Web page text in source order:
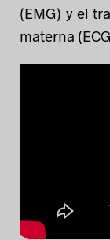
(EMG) y el
materna